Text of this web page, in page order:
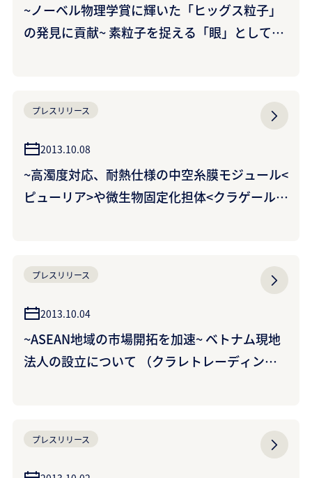
~ノーベル物理学賞に輝いた「ヒッグス粒子」
の発見に貢献~ 素粒子を捉える「眼」として活
プレスリリース
2013.10.08
~高濁度対応、耐熱仕様の中空糸膜モジュール<
ピューリア>や微生物固定化担体<クラゲール>
プレスリリース
2013.10.04
~ASEAN地域の市場開拓を加速~ ベトナム現地
法人の設立について （クラレトレーディング
プレスリリース